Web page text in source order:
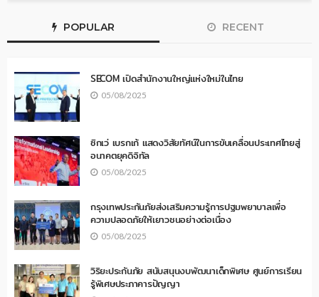
POPULAR RECENT
SECOM เปิดสำนักงานใหญ่แห่งใหม่ในไทย
05/08/2025
ซิกเว่ เบรกเก้ แสดงวิสัยทัศน์ในการขับเคลื่อนประเทศไทยสู่
อนาคตยุคดิจิทัล
05/08/2025
กรุงเทพประกันภัยส่งเสริมความรู้การปฐมพยาบาลเพื่อ
ความปลอดภัยให้เยาวชนอย่างต่อเนื่อง
05/08/2025
วิริยะประกันภัย สนับสนุนงบพัฒนาเด็กพิเศษ ศูนย์การเรียน
รู้พิเศษประภาคารปัญญา